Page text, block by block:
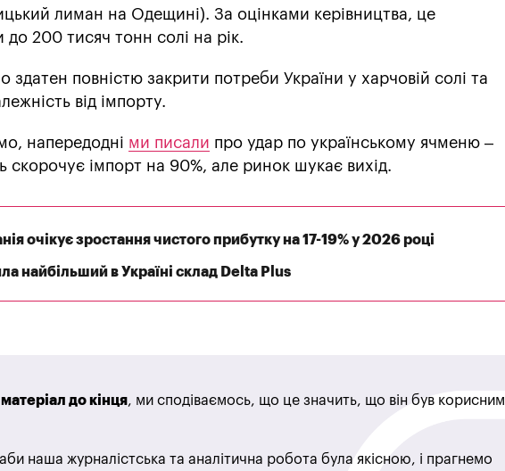
лиман на Одещині). За оцінками керівництва, це
до 200 тисяч тонн солі на рік.
здатен повністю закрити потреби України у харчовій солі та
від імпорту.
напередодні ми писали про удар по українському ячменю –
скорочує імпорт на 90%, але ринок шукає вихід.
очікує зростання чистого прибутку на 17-19% у 2026 році
найбільший в Україні склад Delta Plus
до кінця, ми сподіваємось, що це значить, що він був корисним
наша журналістська та аналітична робота була якісною, і прагнемо